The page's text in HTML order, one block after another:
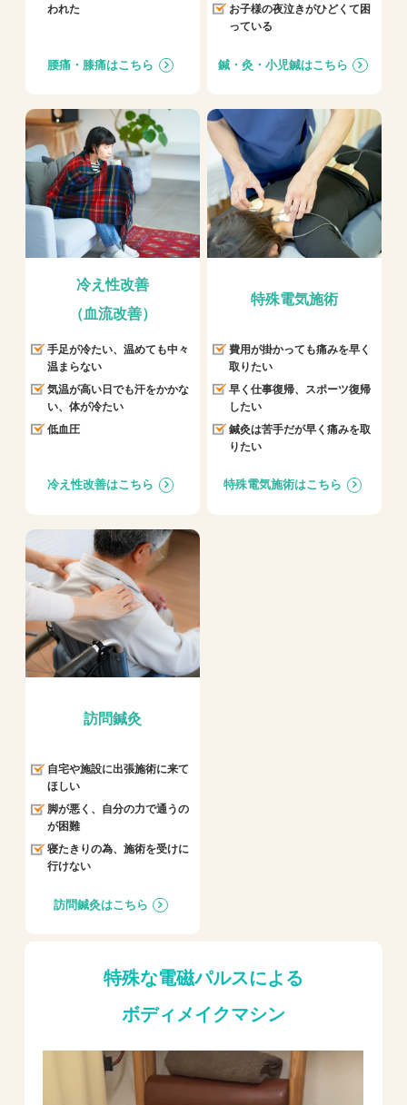
われた
腰痛・膝痛はこちら
お子様の夜泣きがひどくて困
っている
鍼・灸・小児鍼はこちら
冷え性改善
（血流改善）
手足が冷たい、温めても中々
温まらない
気温が高い日でも汗をかかな
い、体が冷たい
低血圧
冷え性改善はこちら
特殊電気施術
費用が掛かっても痛みを早く
取りたい
早く仕事復帰、スポーツ復帰
したい
鍼灸は苦手だが早く痛みを取
りたい
特殊電気施術はこちら
訪問鍼灸
自宅や施設に出張施術に来て
ほしい
脚が悪く、自分の力で通うの
が困難
寝たきりの為、施術を受けに
行けない
訪問鍼灸はこちら
特殊な電磁パルスによる
ボディメイクマシン